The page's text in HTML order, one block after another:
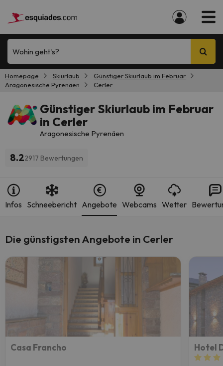
Wohin geht's?
Homepage Skiurlaub
Günstiger Skiurlaub im Februar
Aragonesische Pyrenäen
Cerler
Günstiger Skiurlaub im Februar
in Cerler
Aragonesische Pyrenäen
8.22917 Bewertungen
Infos Schneebericht Angebote Webcams Wetter
Die günstigsten Angebote in Cerler
Casa Francho Hotel